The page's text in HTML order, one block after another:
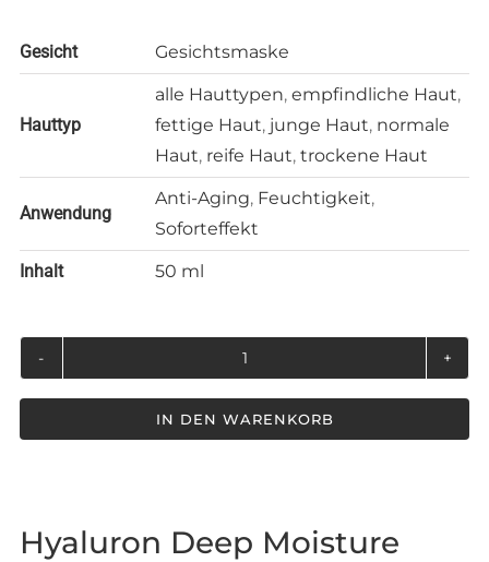
Gesicht Gesichtsmaske
Hauttyp
alle Hauttypen, empfindliche Haut,
fettige Haut, junge Haut, normale
Haut, reife Haut, trockene Haut
Anwendung
Anti-Aging, Feuchtigkeit,
Soforteffekt
Inhalt 50 ml
Hyaluron
Deep
Moisture
Menge
IN DEN WARENKORB
Hyaluron Deep Moisture